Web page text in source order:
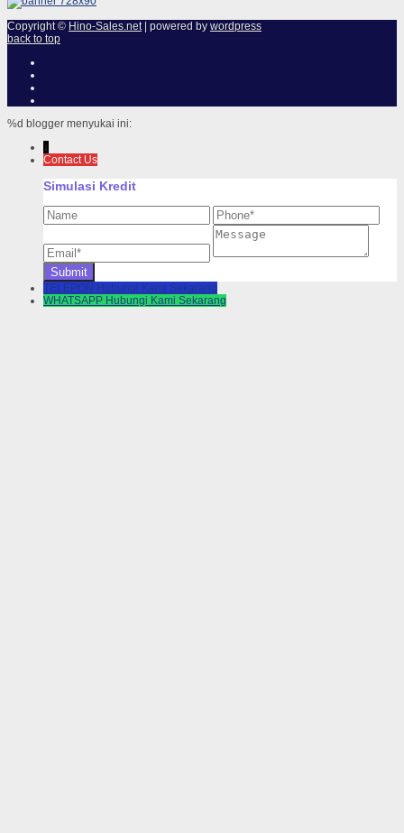
Copyright © Hino-Sales.net| powered by wordpress
back to top
%d blogger menyukai ini:
↓
Contact Us
Simulasi Kredit
TELEPON Hubungi Kami Sekarang
WHATSAPP Hubungi Kami Sekarang